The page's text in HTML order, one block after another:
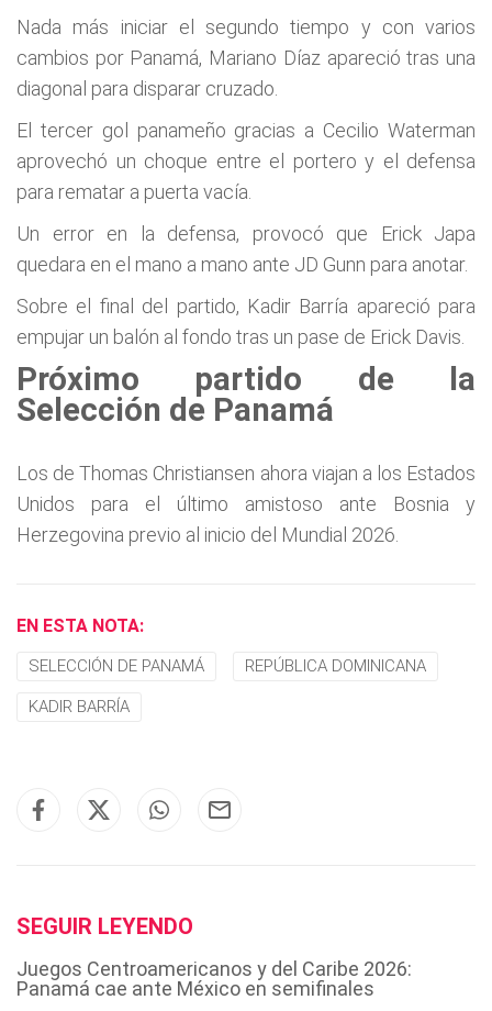
Nada más iniciar el segundo tiempo y con varios
cambios por Panamá, Mariano Díaz apareció tras una
diagonal para disparar cruzado.
El tercer gol panameño gracias a Cecilio Waterman
aprovechó un choque entre el portero y el defensa
para rematar a puerta vacía.
Un error en la defensa, provocó que Erick Japa
quedara en el mano a mano ante JD Gunn para anotar.
Sobre el final del partido, Kadir Barría apareció para
empujar un balón al fondo tras un pase de Erick Davis.
Próximo partido de la
Selección de Panamá
Los de Thomas Christiansen ahora viajan a los Estados
Unidos para el último amistoso ante Bosnia y
Herzegovina previo al inicio del Mundial 2026.
EN ESTA NOTA:
SELECCIÓN DE PANAMÁ REPÚBLICA DOMINICANA
KADIR BARRÍA
SEGUIR LEYENDO
Juegos Centroamericanos y del Caribe 2026:
Panamá cae ante México en semifinales